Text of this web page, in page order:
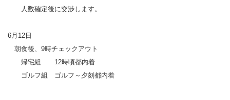
人数確定後に交渉します。
6月12日
朝食後、9時チェックアウト
帰宅組 12時頃都内着
ゴルフ組 ゴルフ～夕刻都内着